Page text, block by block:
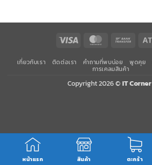
หน้าแรก สินค้า ตะกร้า
Visa MasterCard Bank
เกี่ยวกับเรา ติดต่อเรา คำถามที่พบบ่อย พูดคุย
การเคลมสินค้า
Copyright 2026 ©IT Corner